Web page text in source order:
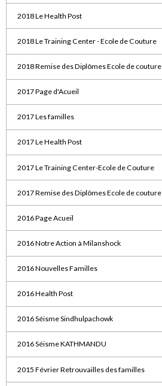
2018 Le Health Post
2018 Le Training Center - Ecole de Couture
2018 Remise des Diplômes Ecole de couture
2017 Page d'Acueil
2017 Les familles
2017 Le Health Post
2017 Le Training Center-Ecole de Couture
2017 Remise des Diplômes Ecole de couture
2016 Page Acueil
2016 Notre Action à Milanshock
2016 Nouvelles Familles
2016 Health Post
2016 Séisme Sindhulpachowk
2016 Séisme KATHMANDU
2015 Février Retrouvailles des familles